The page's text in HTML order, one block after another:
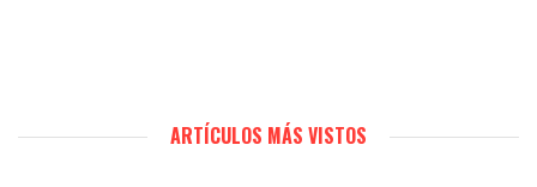
ARTÍCULOS MÁS VISTOS